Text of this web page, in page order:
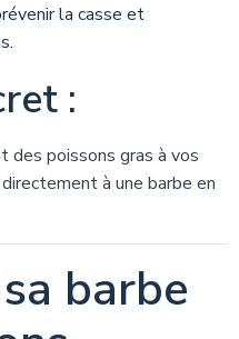
la casse et
:
des poissons gras à vos
à une barbe en
barbe